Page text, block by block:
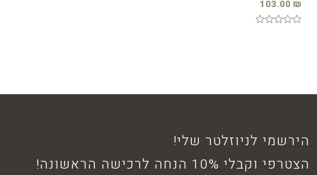
103.00 ₪
הירשמי לניוזלטר שלי!
הצטרפי וקבלי 10% הנחה לרכישה הראשונה!